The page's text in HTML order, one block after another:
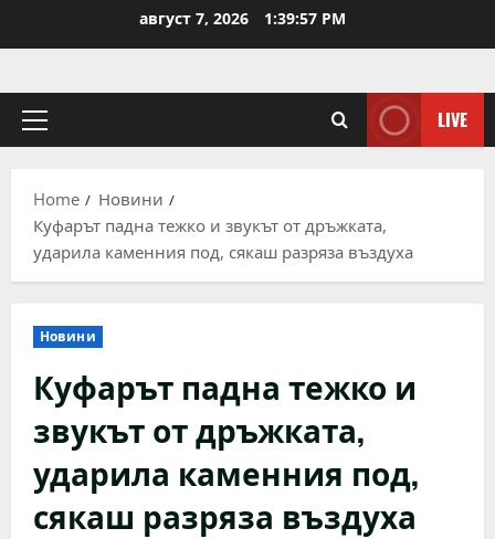
август 7, 2026 1:39:58 PM
Primary
LIVE
Home
Новини
Куфарът падна тежко и звукът от дръжката,
ударила каменния под, сякаш разряза въздуха
Новини
Куфарът падна тежко и
звукът от дръжката,
ударила каменния под,
сякаш разряза въздуха